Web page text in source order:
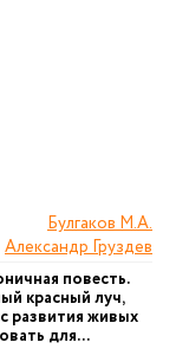
Булгаков М.А.
Александр Груздев
повесть.
красный луч,
развития живых
для...